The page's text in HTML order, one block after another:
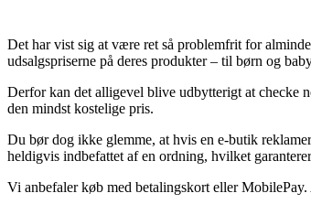
Det har vist sig at være ret så problemfrit for
udsalgspriserne på deres produkter – til børn og
Derfor kan det alligevel blive udbytterigt at checke
den mindst kostelige pris.
Du bør dog ikke glemme, at hvis en e-butik
heldigvis indbefattet af en ordning, hvilket
Vi anbefaler køb med betalingskort eller